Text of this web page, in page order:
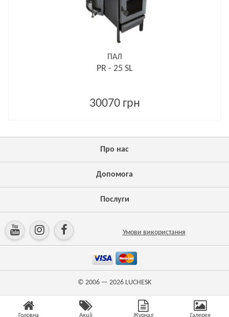
ПАЛ
PR - 25 SL
30070 грн
Про нас
Допомога
Послуги
Умови використання
© 2006 — 2026 LUCHESK
Головна Акції Журнал Галерея